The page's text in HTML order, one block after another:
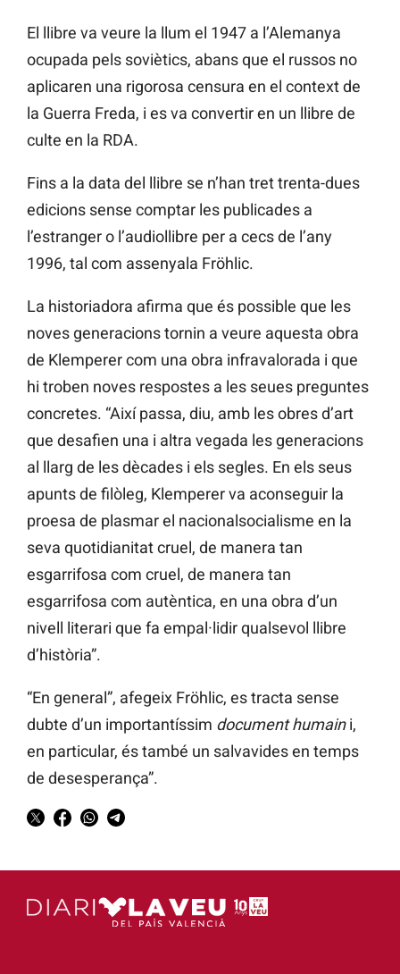
El llibre va veure la llum el 1947 a l’Alemanya
ocupada pels soviètics, abans que el russos no
aplicaren una rigorosa censura en el context de
la Guerra Freda, i es va convertir en un llibre de
culte en la RDA.
Fins a la data del llibre se n’han tret trenta-dues
edicions sense comptar les publicades a
l’estranger o l’audiollibre per a cecs de l’any
1996, tal com assenyala Fröhlic.
La historiadora afirma que és possible que les
noves generacions tornin a veure aquesta obra
de Klemperer com una obra infravalorada i que
hi troben noves respostes a les seues preguntes
concretes. “Així passa, diu, amb les obres d’art
que desafien una i altra vegada les generacions
al llarg de les dècades i els segles. En els seus
apunts de filòleg, Klemperer va aconseguir la
proesa de plasmar el nacionalsocialisme en la
seva quotidianitat cruel, de manera tan
esgarrifosa com cruel, de manera tan
esgarrifosa com autèntica, en una obra d’un
nivell literari que fa empal·lidir qualsevol llibre
d’història”.
“En general”, afegeix Fröhlic, es tracta sense
dubte d’un importantíssim document humaini,
en particular, és també un salvavides en temps
de desesperança”.